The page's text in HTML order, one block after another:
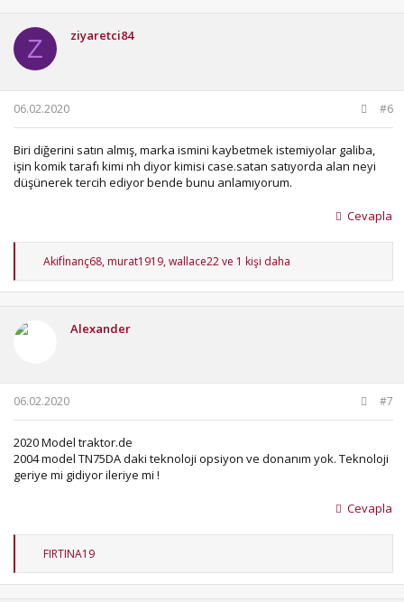
r
Z ziyaretci84
06.02.2020 #6
Biri diğerini satın almış, marka ismini kaybetmek istemiyolar galiba,
işin komik tarafı kimi nh diyor kimisi case.satan satıyorda alan neyi
düşünerek tercih ediyor bende bunu anlamıyorum.
Cevapla
T
p
Akifİnanç68,murat1919,wallace22ve 1 kişi daha
Alexander
06.02.2020 #7
2020 Model traktor.de
2004 model TN75DA daki teknoloji opsiyon ve donanım yok. Teknoloji
geriye mi gidiyor ileriye mi !
Cevapla
T
p
FIRTINA19